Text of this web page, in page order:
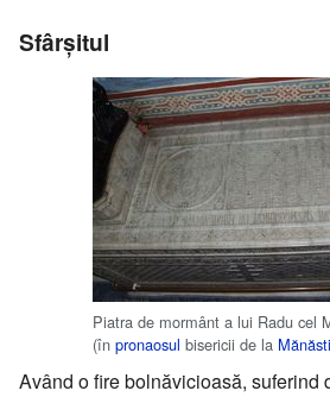
Sfârșitul
Piatra de mormânt a lui Radu cel
(în pronaosul bisericii de la
Având o fire bolnăvicioasă, suferind